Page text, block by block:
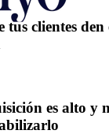
tus clientes
es alto y